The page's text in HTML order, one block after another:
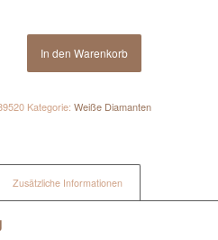
In den Warenkorb
Kategorie:Weiße Diamanten
Zusätzliche Informationen